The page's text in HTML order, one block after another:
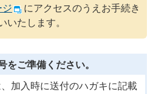
ジ
にアクセスのうえお手続き
いたします。
をご準備ください。
加入時に送付のハガキに記載